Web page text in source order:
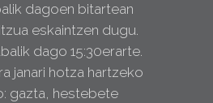
dagoen bitartean
eskaintzen dugu.
dago 15:30erarte.
janari hotza hartzeko
gazta, hestebete